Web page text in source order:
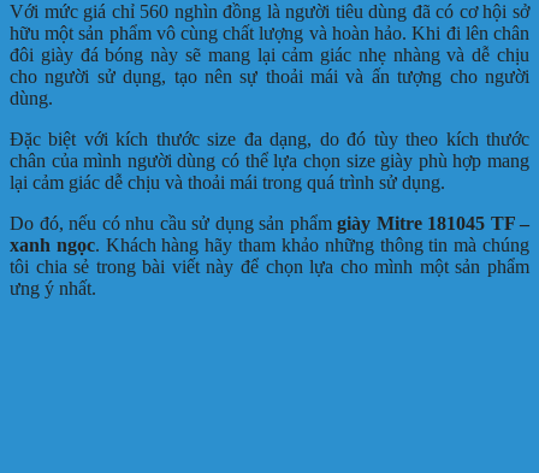
Với mức giá chỉ 560 nghìn đồng là người tiêu dùng đã có cơ hội sở
hữu một sản phẩm vô cùng chất lượng và hoàn hảo. Khi đi lên chân
đôi giày đá bóng này sẽ mang lại cảm giác nhẹ nhàng và dễ chịu
cho người sử dụng, tạo nên sự thoải mái và ấn tượng cho người
dùng.
Đặc biệt với kích thước size đa dạng, do đó tùy theo kích thước
chân của mình người dùng có thể lựa chọn size giày phù hợp mang
lại cảm giác dễ chịu và thoải mái trong quá trình sử dụng.
Do đó, nếu có nhu cầu sử dụng sản phẩm giày Mitre 181045 TF –
xanh ngọc. Khách hàng hãy tham khảo những thông tin mà chúng
tôi chia sẻ trong bài viết này để chọn lựa cho mình một sản phẩm
ưng ý nhất.